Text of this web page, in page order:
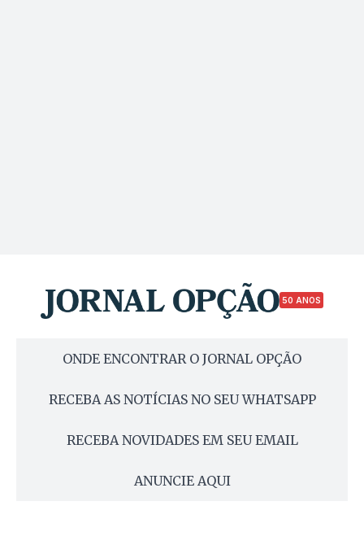
50 ANOS
ONDE ENCONTRAR O JORNAL OPÇÃO
RECEBA AS NOTÍCIAS NO SEU WHATSAPP
RECEBA NOVIDADES EM SEU EMAIL
ANUNCIE AQUI